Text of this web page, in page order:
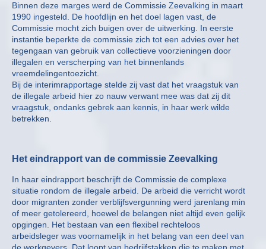
Binnen deze marges werd de Commissie Zeevalking in maart
1990 ingesteld. De hoofdlijn en het doel lagen vast, de
Commissie mocht zich buigen over de uitwerking. In eerste
instantie beperkte de commissie zich tot een advies over het
tegengaan van gebruik van collectieve voorzieningen door
illegalen en verscherping van het binnenlands
vreemdelingentoezicht.
Bij de interimrapportage stelde zij vast dat het vraagstuk van
de illegale arbeid hier zo nauw verwant mee was dat zij dit
vraagstuk, ondanks gebrek aan kennis, in haar werk wilde
betrekken.
Het eindrapport van de commissie Zeevalking
In haar eindrapport beschrijft de Commissie de complexe
situatie rondom de illegale arbeid. De arbeid die verricht wordt
door migranten zonder verblijfsvergunning werd jarenlang min
of meer getolereerd, hoewel de belangen niet altijd even gelijk
opgingen. Het bestaan van een flexibel rechteloos
arbeidsleger was voornamelijk in het belang van een deel van